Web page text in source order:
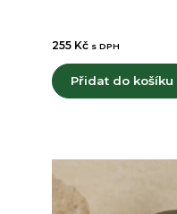
255 Kč s DPH
Přidat do košíku